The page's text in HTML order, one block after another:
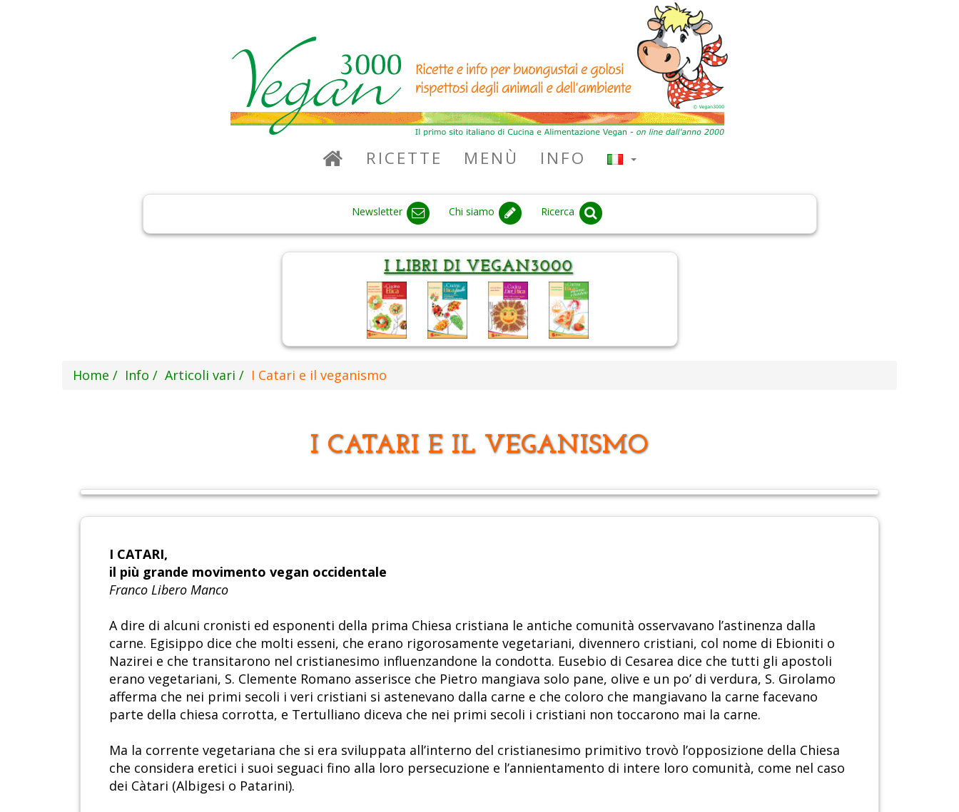
RICETTE MENÙ INFO
Newsletter Chi siamo Ricerca
Home Info Articoli vari I Catari e il veganismo
I CATARI E IL VEGANISMO
I CATARI,
il più grande movimento vegan occidentale
Franco Libero Manco
A dire di alcuni cronisti ed esponenti della prima Chiesa cristiana le antiche comunità osservavano l’astinenza dalla
carne. Egisippo dice che molti esseni, che erano rigorosamente vegetariani, divennero cristiani, col nome di Ebioniti o
Nazirei e che transitarono nel cristianesimo influenzandone la condotta. Eusebio di Cesarea dice che tutti gli apostoli
erano vegetariani, S. Clemente Romano asserisce che Pietro mangiava solo pane, olive e un po’ di verdura, S. Girolamo
afferma che nei primi secoli i veri cristiani si astenevano dalla carne e che coloro che mangiavano la carne facevano
parte della chiesa corrotta, e Tertulliano diceva che nei primi secoli i cristiani non toccarono mai la carne.
Ma la corrente vegetariana che si era sviluppata all’interno del cristianesimo primitivo trovò l’opposizione della Chiesa
che considera eretici i suoi seguaci fino alla loro persecuzione e l’annientamento di intere loro comunità, come nel caso
dei Càtari (Albigesi o Patarini).